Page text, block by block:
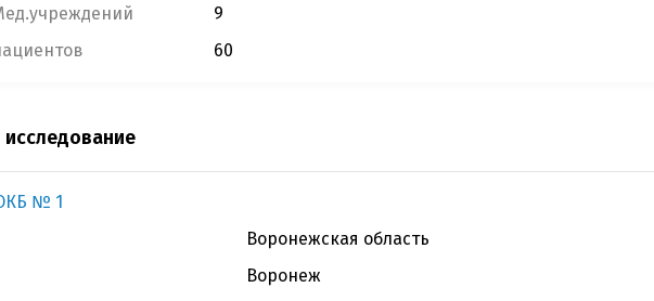
9
60
исследование
№ 1
Воронежская область
Воронеж